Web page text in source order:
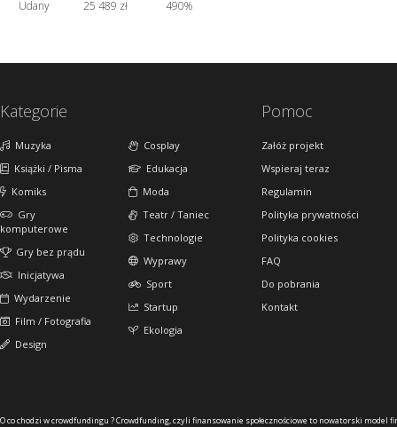
Udany 25 489 zł 490%
Kategorie
Muzyka
Książki / Pisma
Komiks
Gry
komputerowe
Gry bez prądu
Inicjatywa
Wydarzenie
Film / Fotografia
Design
Cosplay
Edukacja
Moda
Teatr / Taniec
Technologie
Wyprawy
Sport
Startup
Ekologia
Pomoc
Załóż projekt
Wspieraj teraz
Regulamin
Polityka prywatności
Polityka cookies
FAQ
Do pobrania
Kontakt
O co chodzi w crowdfundingu ?Crowdfunding, czyli finansowanie społecznościowe to nowatorski model